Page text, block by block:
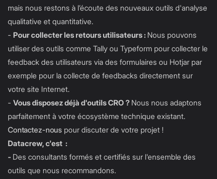
mais nous restons à l’écoute des nouveaux outils d'analyse
qualitative et quantitative.
- Pour collecter les retours utilisateurs : Nous pouvons
utiliser des outils comme Tally ou Typeform pour collecter le
feedback des utilisateurs via des formulaires ou Hotjar par
exemple pour la collecte de feedbacks directement sur
votre site Internet.
- Vous disposez déjà d'outils CRO ? Nous nous adaptons
parfaitement à votre écosystème technique existant.
Contactez-nous pour discuter de votre projet !
Datacrew, c'est :
- Des consultants formés et certifiés sur l'ensemble des
outils que nous recommandons.